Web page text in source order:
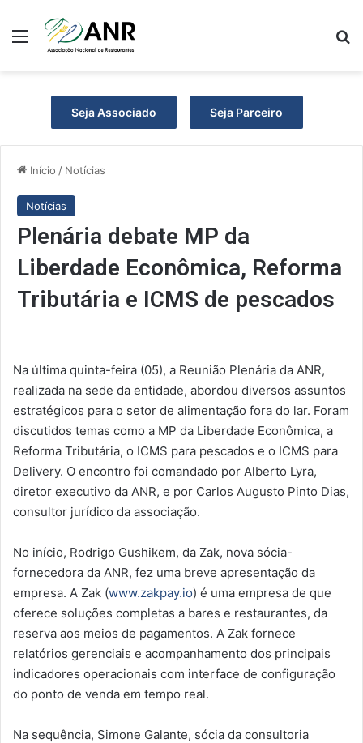
Menu
Seja Associado Seja Parceiro
Início / Notícias
Notícias
Plenária debate MP da
Liberdade Econômica, Reforma
Tributária e ICMS de pescados
Na última quinta-feira (05), a Reunião Plenária da ANR,
realizada na sede da entidade, abordou diversos assuntos
estratégicos para o setor de alimentação fora do lar. Foram
discutidos temas como a MP da Liberdade Econômica, a
Reforma Tributária, o ICMS para pescados e o ICMS para
Delivery. O encontro foi comandado por Alberto Lyra,
diretor executivo da ANR, e por Carlos Augusto Pinto Dias,
consultor jurídico da associação.
No início, Rodrigo Gushikem, da Zak, nova sócia-
fornecedora da ANR, fez uma breve apresentação da
empresa. A Zak (www.zakpay.io) é uma empresa de que
oferece soluções completas a bares e restaurantes, da
reserva aos meios de pagamentos. A Zak fornece
relatórios gerenciais e acompanhamento dos principais
indicadores operacionais com interface de configuração
do ponto de venda em tempo real.
Na sequência, Simone Galante, sócia da consultoria